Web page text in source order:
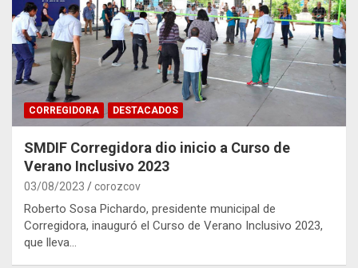
CORREGIDORA DESTACADOS
SMDIF Corregidora dio inicio a Curso de
Verano Inclusivo 2023
03/08/2023 corozcov
Roberto Sosa Pichardo, presidente municipal de
Corregidora, inauguró el Curso de Verano Inclusivo 2023,
que lleva…